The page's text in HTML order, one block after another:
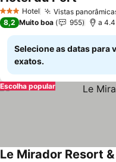
3 EstrelasHotel Vistas
8,2 Muito boa 955 a
Selecione as datas para
exatos.
Escolha popular
Le Mirador Resort